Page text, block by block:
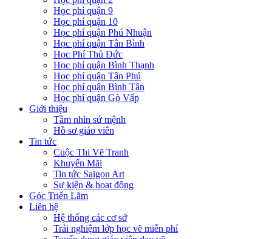
Học phí quận 9
Học phí quận 10
Học phí quận Phú Nhuận
Học phí quận Tân Bình
Học Phí Thủ Đức
Học phí quận Bình Thạnh
Học phí quận Tân Phú
Học phí quận Bình Tân
Học phí quận Gò Vấp
Giới thiệu
Tầm nhìn sứ mệnh
Hồ sơ giáo viên
Tin tức
Cuộc Thi Vẽ Tranh
Khuyến Mãi
Tin tức Saigon Art
Sự kiện & hoạt động
Góc Triển Lãm
Liên hệ
Hệ thống các cơ sở
Trải nghiệm lớp học vẽ miễn phí